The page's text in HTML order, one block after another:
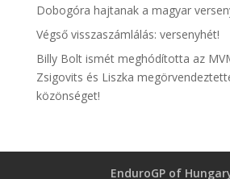
Dobogóra hajtanak a magyar
Végső visszaszámlálás: versenyhét!
Billy Bolt ismét meghódította az
Zsigovits és Liszka
közönséget!
EnduroGP of